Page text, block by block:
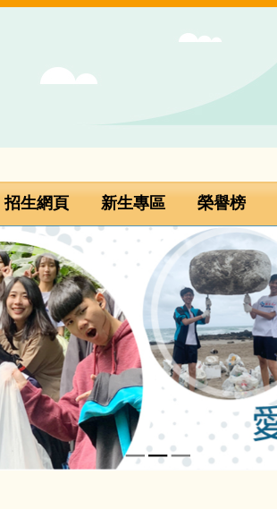
招生網頁 新生專區 榮譽榜